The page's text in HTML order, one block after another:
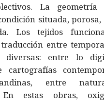
La geometría
situada,
Los tejidos
entre
diversas: entre lo
cartografías
entre
En estas obras,